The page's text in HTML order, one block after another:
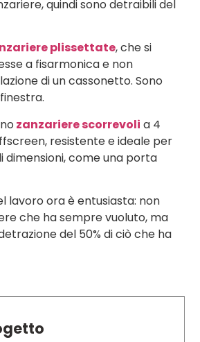
quindi sono detraibili del
plissettate, che si
a fisarmonica e non
di un cassonetto. Sono
zanzariere scorrevoli a 4
resistente e ideale per
dimensioni, come una porta
lavoro ora è entusiasta: non
che ha sempre vuoluto, ma
del 50% di ciò che ha